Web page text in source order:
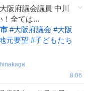
阪府議会議員 中川
！全ては...
#大阪府議会 #大阪
元要望 #子どもたち
8:06